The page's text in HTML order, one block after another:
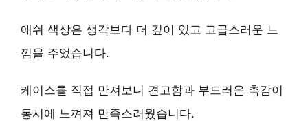
애쉬 색상은 생각보다 더 깊이 있고 고급스러운 느
낌을 주었습니다.
케이스를 직접 만져보니 견고함과 부드러운 촉감이
동시에 느껴져 만족스러웠습니다.